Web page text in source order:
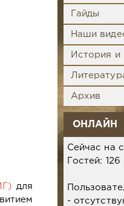
для
Гайды
Наши
История и
Архив
ОНЛАЙН
Сейчас на
Гостей: 126
-